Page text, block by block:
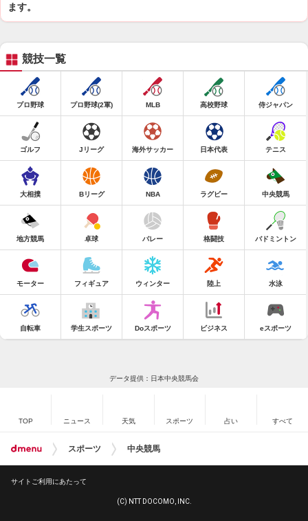
ます。
競技一覧
プロ野球 プロ野球(2軍) MLB 高校野球 侍ジャパン
ゴルフ Jリーグ 海外サッカー 日本代表 テニス
大相撲 Bリーグ NBA ラグビー 中央競馬
地方競馬 卓球 バレー 格闘技 バドミントン
モーター フィギュア ウィンター 陸上 水泳
自転車 学生スポーツ Doスポーツ ビジネス eスポーツ
データ提供：日本中央競馬会
TOP ニュース 天気 スポーツ 占い すべて
スポーツ 中央競馬
サイトご利用にあたって
(C) NTT DOCOMO, INC.